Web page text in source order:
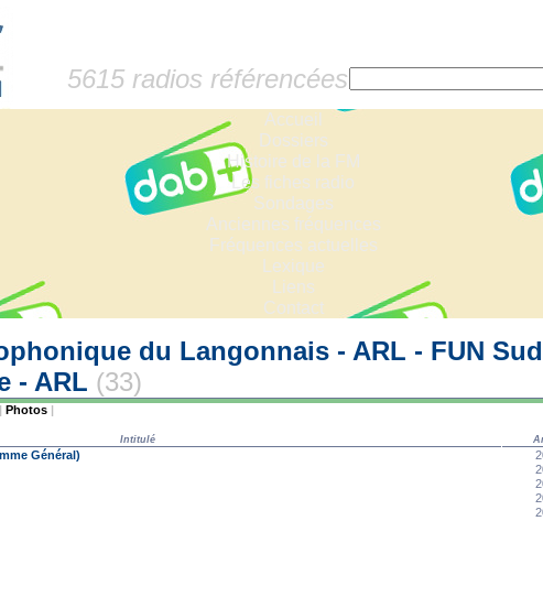
5615 radios référencées
Accueil
Dossiers
Histoire de la FM
Les fiches radio
Sondages
Anciennes fréquences
Fréquences actuelles
Lexique
Liens
Contact
du Langonnais - ARL - FUN
- ARL (33)
| Photos |
Intitulé
Général)